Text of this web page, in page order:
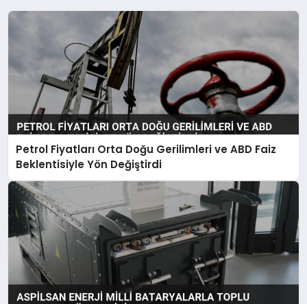
Petrol Fiyatları Orta Doğu Gerilimleri ve ABD Faiz
Beklentisiyle Yön Değiştirdi